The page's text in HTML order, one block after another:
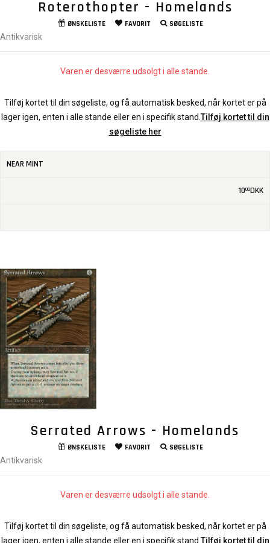
Roterothopter - Homelands
ØNSKELISTE FAVORIT SØGELISTE
Antikvarisk
Varen er desværre udsolgt i alle stande.
Tilføj kortet til din søgeliste, og få automatisk besked, når kortet er på
lager igen, enten i alle stande eller en i specifik stand.Tilføj kortet til din
søgeliste her
NEAR MINT
1000DKK
Serrated Arrows - Homelands
ØNSKELISTE FAVORIT SØGELISTE
Antikvarisk
Varen er desværre udsolgt i alle stande.
Tilføj kortet til din søgeliste, og få automatisk besked, når kortet er på
lager igen, enten i alle stande eller en i specifik stand. Tilføj kortet til din